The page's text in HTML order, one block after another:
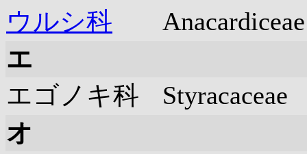
ウルシ科
Anacardiceae
エ
エゴノキ科
Styracaceae
オ